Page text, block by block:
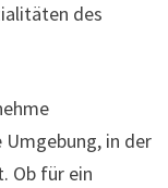
des
in der
Ob für ein